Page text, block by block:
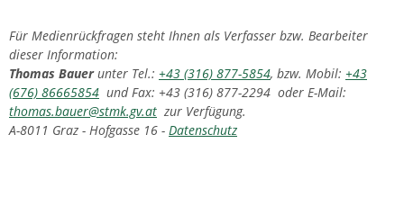
Für Medienrückfragen steht Ihnen als Verfasser bzw. Bearbeiter
dieser Information:
Thomas Bauerunter Tel.: +43 (316) 877-5854, bzw. Mobil: +43
(676) 86665854 und Fax: +43 (316) 877-2294 oder E-Mail:
thomas.bauer@stmk.gv.at zur Verfügung.
A-8011 Graz - Hofgasse 16 - Datenschutz